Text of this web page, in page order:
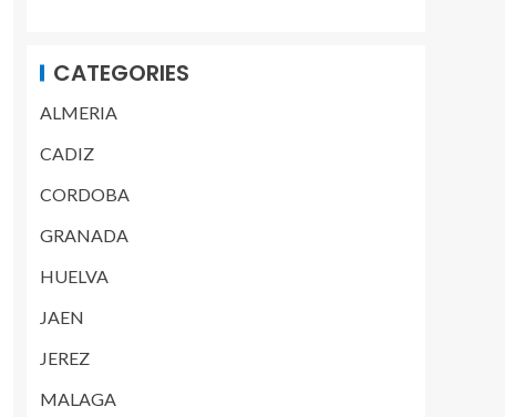
CATEGORIES
ALMERIA
CADIZ
CORDOBA
GRANADA
HUELVA
JAEN
JEREZ
MALAGA